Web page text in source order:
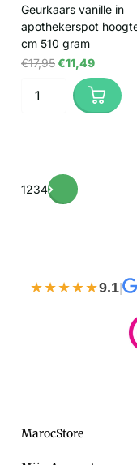
Geurkaars vanille in
apothekerspot
cm 510 gram
€17,95€11,49
1234
★★★★★9.1 |
MarocStore